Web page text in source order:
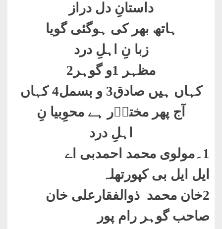
داستانِ دل دراز
ہاتھ بھر کی ہوگئی گویا
زبا نِ اہلِ درد
مظہر 1و گوہر2
کہاں ہیں صادق3 و بسمل4 کہاں
آج پھر مختاؔر ہے محوِبیا نِ
اہلِ درد
1۔مولوی محمد احمدبی اے
ایل ایل بی کپورتھلہ
2خان محمد ذوالفقارعلی خان
صاحب گوہر رام پور